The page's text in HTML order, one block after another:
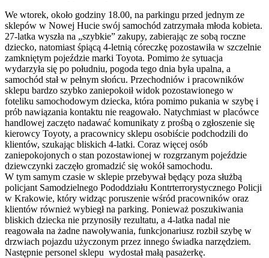
We wtorek, około godziny 18.00, na parkingu przed jednym ze
sklepów w Nowej Hucie swój samochód zatrzymała młoda kobieta.
27-latka wyszła na „szybkie” zakupy, zabierając ze sobą roczne
dziecko, natomiast śpiącą 4-letnią córeczkę pozostawiła w szczelnie
zamkniętym pojeździe marki Toyota. Pomimo że sytuacja
wydarzyła się po południu, pogoda tego dnia była upalna, a
samochód stał w pełnym słońcu. Przechodniów i pracowników
sklepu bardzo szybko zaniepokoił widok pozostawionego w
foteliku samochodowym dziecka, która pomimo pukania w szybę i
prób nawiązania kontaktu nie reagowało. Natychmiast w placówce
handlowej zaczęto nadawać komunikaty z prośbą o zgłoszenie się
kierowcy Toyoty, a pracownicy sklepu osobiście podchodzili do
klientów, szukając bliskich 4-latki. Coraz więcej osób
zaniepokojonych o stan pozostawionej w rozgrzanym pojeździe
dziewczynki zaczęło gromadzić się wokół samochodu.
W tym samym czasie w sklepie przebywał będący poza służbą
policjant Samodzielnego Pododdziału Kontrterrorystycznego Policji
w Krakowie, który widząc poruszenie wśród pracowników oraz
klientów również wybiegł na parking. Ponieważ poszukiwania
bliskich dziecka nie przynosiły rezultatu, a 4-latka nadal nie
reagowała na żadne nawoływania, funkcjonariusz rozbił szybę w
drzwiach pojazdu użyczonym przez innego świadka narzędziem.
Następnie personel sklepu wydostał małą pasażerkę.